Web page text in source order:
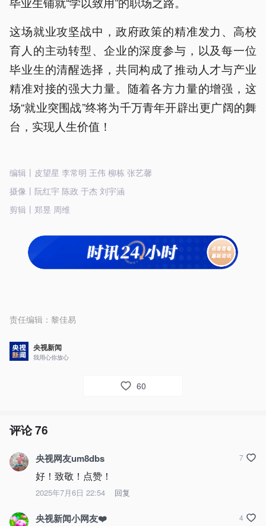
这场就业攻坚战中，政府政策的精准发力、高校
育人的主动转型、企业的深度参与，以及每一位
毕业生的清醒选择，共同构成了推动人才与产业
精准对接的强大力量。随着各方力量的增强，这
场“就业突围战”终将为千万青年开辟出更广阔的舞
台，实现人生价值！
编辑丨皮望星 李常明 王伟 柳栋 张艺馨
摄像丨阮红宇 陈政 于杰 刘宇涵
剪辑丨郑昱 周维
责任编辑： 黎佳易
央视新闻
我用心你放心
60
评论76
央视网友um8dbs
好！致敬！点赞！
2025年7月6日 22:54 回复
7
央视新闻小网友❤️ 4